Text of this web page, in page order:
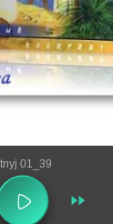
01_39